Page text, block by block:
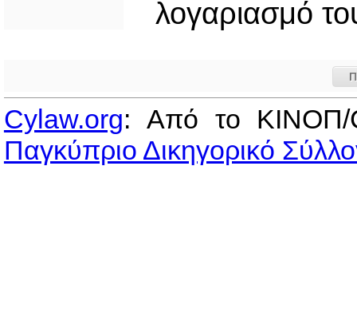
λογαριασμό
Cylaw.org: Από το
Παγκύπριο Δικηγορικό